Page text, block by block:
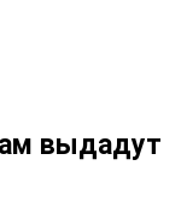
выдадут